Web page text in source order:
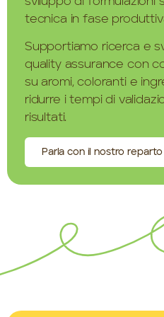
tecnica in fase
Supportiamo ricerca e
quality assurance con
su aromi, coloranti e
ridurre i tempi di
risultati.
Parla con il nostro